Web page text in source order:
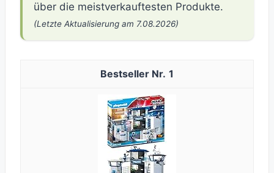
über die meistverkauftesten Produkte.
(Letzte Aktualisierung am 7.08.2026)
1